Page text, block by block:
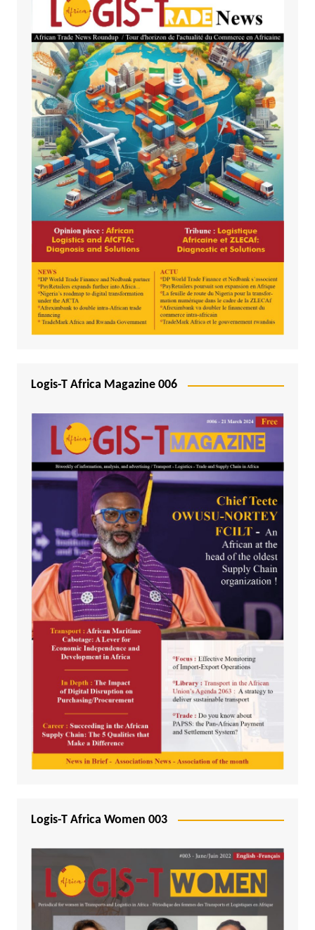
Logis-T Africa Magazine 006
Logis-T Africa Women 003